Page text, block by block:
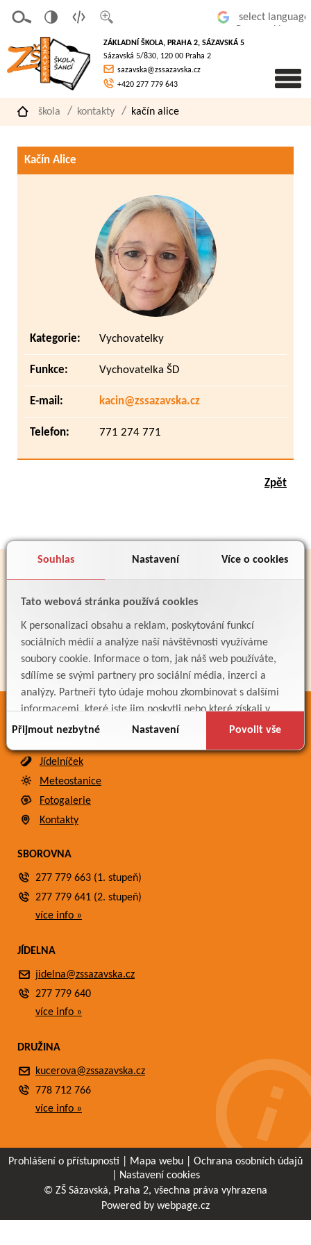
Souhlas Nastavení Více o cookies
Tato webová stránka používá cookies
K personalizaci obsahu a reklam, poskytování funkcí
sociálních médií a analýze naší návštěvnosti využíváme
soubory cookie. Informace o tom, jak náš web používáte,
sdílíme se svými partnery pro sociální média, inzerci a
analýzy. Partneři tyto údaje mohou zkombinovat s dalšími
informacemi, které jste jim poskytli nebo které získali v
důsledku toho, že používáte jejich služby.
Přijmout nezbytné Nastavení Povolit vše
písmo
á
verze
pro
slaboz
raké
ZÁKLADNÍ ŠKOLA, PRAHA 2, SÁZAVSKÁ 5
Sázavská 5/830, 120 00 Praha 2
sazavska@zssazavska.cz
+420 277 779 643
škola kontakty kačín alice
Kačín Alice
Kategorie: Vychovatelky
Funkce: Vychovatelka ŠD
E-mail: kacin@zssazavska.cz
Telefon: 771 274 771
Zpět
Jídelníček
Meteostanice
Fotogalerie
Kontakty
SBOROVNA
277 779 663 (1. stupeň)
277 779 641 (2. stupeň)
více info »
JÍDELNA
jidelna@zssazavska.cz
277 779 640
více info »
DRUŽINA
kucerova@zssazavska.cz
778 712 766
více info »
Prohlášení o přístupnosti Mapa webu
Ochrana osobních údajů
Nastavení cookies
© ZŠ Sázavská, Praha 2, všechna práva vyhrazena
Powered by webpage.cz